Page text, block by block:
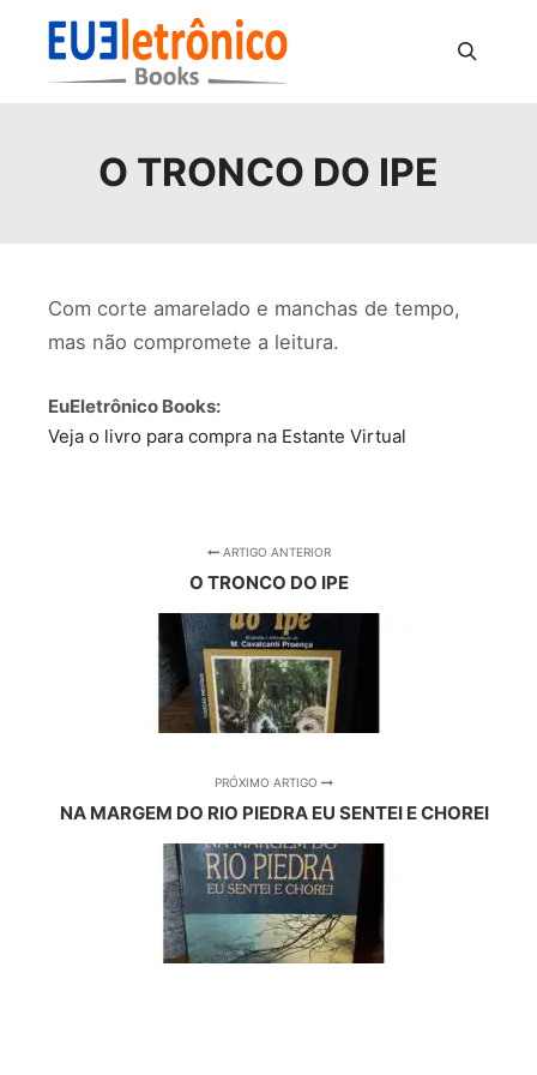
O TRONCO DO IPE
Com corte amarelado e manchas de tempo,
mas não compromete a leitura.
EuEletrônico Books:
Veja o livro para compra na Estante Virtual
ARTIGO ANTERIOR
O TRONCO DO IPE
PRÓXIMO ARTIGO
NA MARGEM DO RIO PIEDRA EU SENTEI E CHOREI